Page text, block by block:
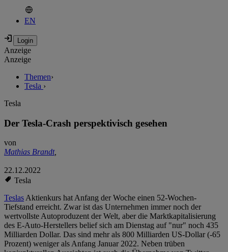
EN
Anzeige
Anzeige
Themen›
Tesla ›
Tesla
Der Tesla-Crash perspektivisch gesehen
von
Mathias Brandt,
22.12.2022
Tesla
TeslasAktienkurs hat Anfang der Woche einen 52-Wochen-
Tiefstand erreicht. Zwar ist das Unternehmen immer noch der
wertvollste Autoproduzent der Welt, aber die Marktkapitalisierung
des E-Auto-Herstellers belief sich am Dienstag auf "nur" noch 435
Milliarden Dollar. Das sind mehr als 800 Milliarden US-Dollar (-65
Prozent) weniger als Anfang Januar 2022. Neben trüben